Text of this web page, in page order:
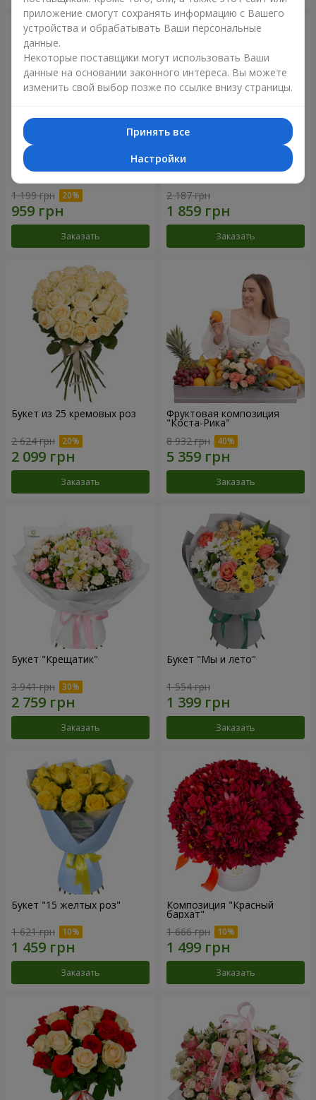
Букет "Времена года"
1 199 грн
Заказать
Букет из 21 кремовой розы
2 187 грн
Заказать
Букет из 25 кремовых роз
2 624 грн
Заказать
Фруктовая композиция
"Коста-Рика"
8 932 грн
Заказать
Букет "Крещатик"
3 941 грн
Заказать
Букет "Мы и лето"
1 554 грн
Заказать
Букет "15 желтых роз"
1 621 грн
Заказать
Композиция "Красный
бархат"
1 666 грн
Заказать
приложение смогут сохранять информацию с Вашего
устройства и обрабатывать Ваши персональные
данные.
Некоторые поставщики могут использовать Ваши
данные на основании законного интереса. Вы можете
изменить свой выбор позже по ссылке внизу страницы.
Принять все
Настройки